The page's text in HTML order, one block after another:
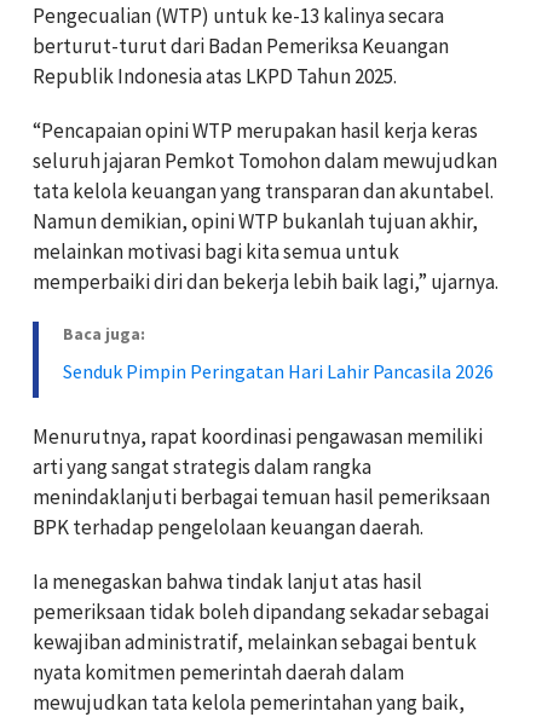
Pengecualian (WTP) untuk ke-13 kalinya secara
berturut-turut dari Badan Pemeriksa Keuangan
Republik Indonesia atas LKPD Tahun 2025.
“Pencapaian opini WTP merupakan hasil kerja keras
seluruh jajaran Pemkot Tomohon dalam mewujudkan
tata kelola keuangan yang transparan dan akuntabel.
Namun demikian, opini WTP bukanlah tujuan akhir,
melainkan motivasi bagi kita semua untuk
memperbaiki diri dan bekerja lebih baik lagi,” ujarnya.
Baca juga:
Senduk Pimpin Peringatan Hari Lahir Pancasila 2026
Menurutnya, rapat koordinasi pengawasan memiliki
arti yang sangat strategis dalam rangka
menindaklanjuti berbagai temuan hasil pemeriksaan
BPK terhadap pengelolaan keuangan daerah.
Ia menegaskan bahwa tindak lanjut atas hasil
pemeriksaan tidak boleh dipandang sekadar sebagai
kewajiban administratif, melainkan sebagai bentuk
nyata komitmen pemerintah daerah dalam
mewujudkan tata kelola pemerintahan yang baik,